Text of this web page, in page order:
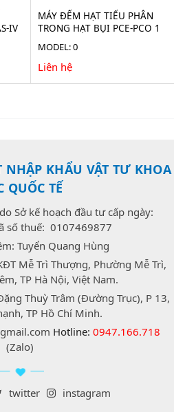
IV
MÁY ĐẾM HẠT TIỂU PHÂN
TRONG HẠT BỤI PCE-PCO 1
MODEL: 0
Liên hệ
NHẬP KHẨU VẬT TƯ KHOA
QUỐC TẾ
Sở kế hoạch đầu tư cấp ngày:
số thuế: 0107469877
Tuyển Quang Hùng
Mễ Trì Thượng, Phường Mễ Trì,
TP Hà Nội, Việt Nam.
Thuỳ Trâm (Đường Trục), P 13,
TP Hồ Chí Minh.
Hotline: 0947.166.718
(Zalo)
twitter instagram